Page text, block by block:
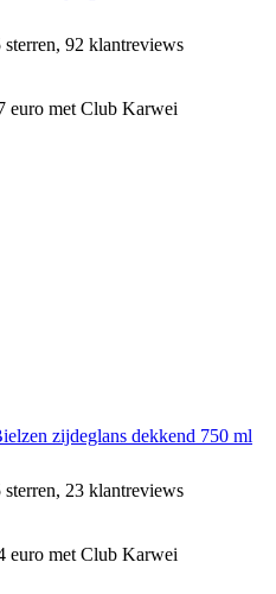
92 klantreviews
euro met Club Karwei
zijdeglans dekkend 750 ml
23 klantreviews
euro met Club Karwei